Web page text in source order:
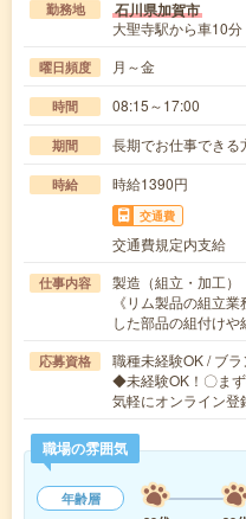
勤務地 石川県加賀市
大聖寺駅から車10分
曜日頻度 月～金
時間 08:15～17:00
期間 長期でお仕事できる
時給 時給1390円
交通費
交通費規定内支給
仕事内容
製造（組立・加工）
《リム製品の組立
した部品の組付け
応募資格
職種未経験OK / ブ
◆未経験OK！〇ま
気軽にオンライン
職場の雰囲気
年齢層